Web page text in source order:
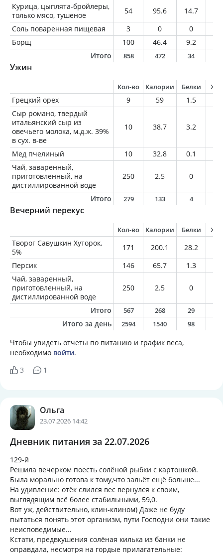
Курица, цыплята-бройлеры,
только мясо, тушеное
54 95.6 14.7
Соль поваренная пищевая
3 0 0
Борщ
100 46.4 9.2
Итого
858 472 34
Ужин
Кол-во Калории Белки
Грецкий орех 9 59 1.5
Сыр романо, твердый
итальянский сыр из
овечьего молока, м.д.ж. 39%
в сух. в-ве
10 38.7 3.2
Мед пчелиный 10 32.8 0.1
Чай, заваренный,
приготовленный, на
дистиллированной воде
250 2.5 0
Итого 279 133 4
Вечерний перекус
Кол-во Калории Белки
Творог Савушкин Хуторок,
5%
171 200.1 28.2
Персик
146 65.7 1.3
Чай, заваренный,
приготовленный, на
дистиллированной воде
250 2.5 0
Итого 567 268 29
Итого за день 2594 1540 98
Чтобы увидеть отчеты по питанию и график веса,
необходимо войти.
3
1
Ольга
23.07.2026 14:42
Дневник питания за 22.07.2026
129-й
Решила вечерком поесть солёной рыбки с картошкой.
Была морально готова к тому,что зальёт ещё больше...
На удивление: отёк слился вес вернулся к своим,
выглядящим всё более стабильными, 59,0.
Вот уж, действительно, клин-клином) Даже не буду
пытаться понять этот организм, пути Господни они такие
неисповедимые...
Кстати, предвкушения солёная килька из банки не
оправдала, несмотря на гордые прилагательные: